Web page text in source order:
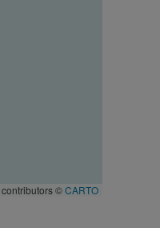
contributors ©CARTO